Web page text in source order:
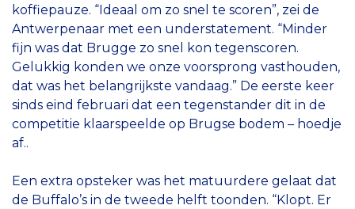
koffiepauze. “Ideaal om zo snel te scoren”, zei de
Antwerpenaar met een understatement. “Minder
fijn was dat Brugge zo snel kon tegenscoren.
Gelukkig konden we onze voorsprong vasthouden,
dat was het belangrijkste vandaag.” De eerste keer
sinds eind februari dat een tegenstander dit in de
competitie klaarspeelde op Brugse bodem – hoedje
af..
Een extra opsteker was het matuurdere gelaat dat
de Buffalo’s in de tweede helft toonden. “Klopt. Er